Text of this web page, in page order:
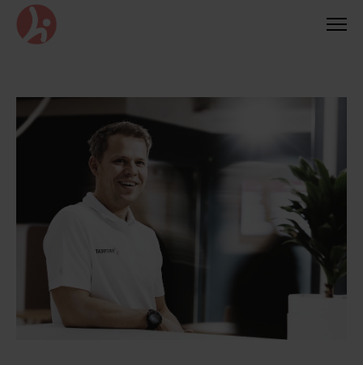
Siirry
suoraan
sisältöön